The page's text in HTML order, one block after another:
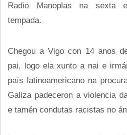
Radio Manoplas na sexta
tempada.
Chegou a Vigo con 14 anos
pai, logo ela xunto a nai e
país latinoamericano na
Galiza padeceron a violencia
e tamén condutas racistas no